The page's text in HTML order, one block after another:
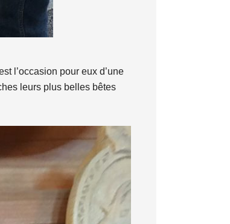
l’occasion pour eux d’une
leurs plus belles bêtes